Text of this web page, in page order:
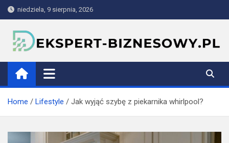
Skip
to
content
niedziela, 9 sierpnia, 2026
ekspert-biznesowy.pl
Home Lifestyle Jak wyjąć szybę z piekarnika whirlpool?